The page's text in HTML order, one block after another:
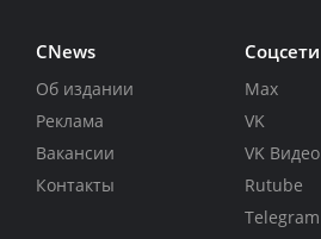
CNews
Об издании
Реклама
Вакансии
Контакты
Соцсети
Max
VK
VK Видео
Rutube
Telegram